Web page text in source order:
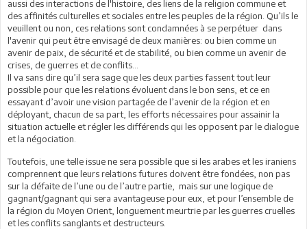
aussi des interactions de l'histoire, des liens de la religion commune et
des affinités culturelles et sociales entre les peuples de la région. Qu’ils le
veuillent ou non, ces relations sont condamnées à se perpétuer dans
l'avenir qui peut être envisagé de deux manières: ou bien comme un
avenir de paix, de sécurité et de stabilité, ou bien comme un avenir de
crises, de guerres et de conflits...
Il va sans dire qu’il sera sage que les deux parties fassent tout leur
possible pour que les relations évoluent dans le bon sens, et ce en
essayant d’avoir une vision partagée de l’avenir de la région et en
déployant, chacun de sa part, les efforts nécessaires pour assainir la
situation actuelle et régler les différends qui les opposent par le dialogue
et la négociation.
Toutefois, une telle issue ne sera possible que si les arabes et les iraniens
comprennent que leurs relations futures doivent être fondées, non pas
sur la défaite de l’une ou de l’autre partie, mais sur une logique de
gagnant/gagnant qui sera avantageuse pour eux, et pour l’ensemble de
la région du Moyen Orient, longuement meurtrie par les guerres cruelles
et les conflits sanglants et destructeurs.